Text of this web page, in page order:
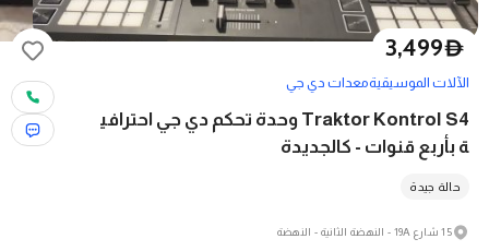
D
3,499
الآلات الموسيقيةمعدات دي جي
Traktor Kontrol S4 وحدة تحكم دي جي احترافي
ة بأربع قنوات - كالجديدة
حالة جيدة
15 شارع 19A - النهضة الثانية - النهضة